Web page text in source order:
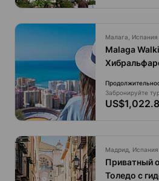
Малага, Испания
Malaga
Забронируйте
Мадрид, Испания
Приватный
Толедо с